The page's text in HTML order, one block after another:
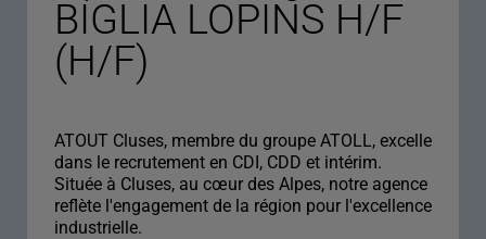
BIGLIA LOPINS H/F
(H/F)
ATOUT Cluses, membre du groupe ATOLL, excelle
dans le recrutement en CDI, CDD et intérim.
Située à Cluses, au cœur des Alpes, notre agence
reflète l'engagement de la région pour l'excellence
industrielle.